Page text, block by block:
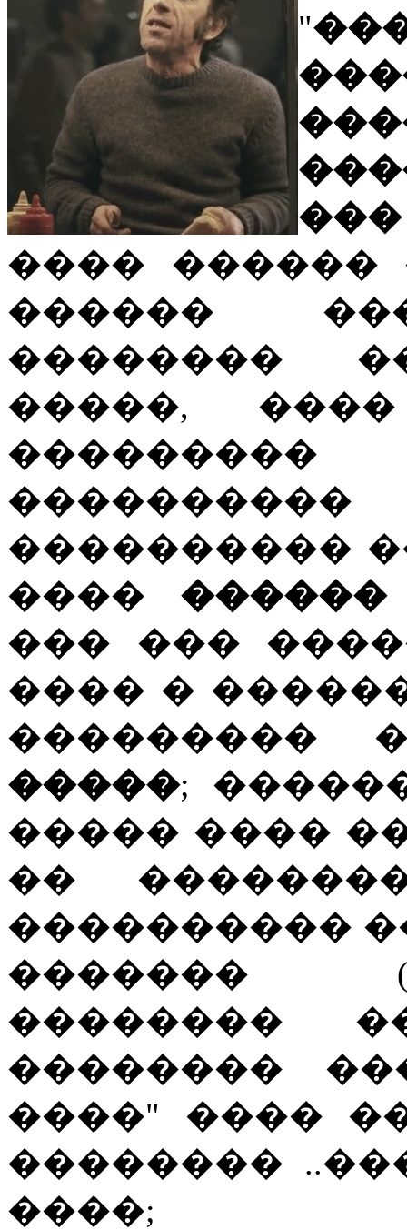
"
���� ������
������
��������
�����,
���������
����������
���� ������
��� ���
���� �
���������
�����;
����� ����
��
����������
�������
��������
��������
����" ����
��������
����;